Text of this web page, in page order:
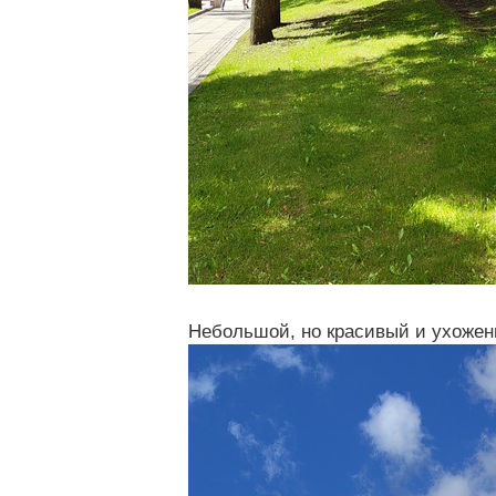
Небольшой, но красивый и